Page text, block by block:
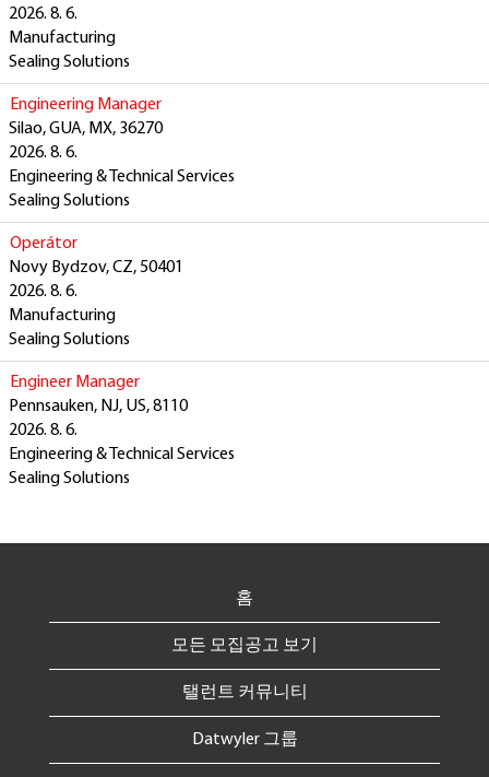
2026. 8. 6.
Manufacturing
Sealing Solutions
Engineering Manager
Silao, GUA, MX, 36270
2026. 8. 6.
Engineering & Technical Services
Sealing Solutions
Operátor
Novy Bydzov, CZ, 50401
2026. 8. 6.
Manufacturing
Sealing Solutions
Engineer Manager
Pennsauken, NJ, US, 8110
2026. 8. 6.
Engineering & Technical Services
Sealing Solutions
홈
모든 모집공고 보기
탤런트 커뮤니티
Datwyler 그룹